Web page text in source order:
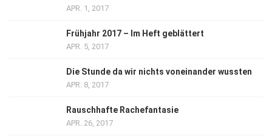
APR. 1, 2017
Frühjahr 2017 – Im Heft geblättert
APR. 5, 2017
Die Stunde da wir nichts voneinander wussten
APR. 8, 2017
Rauschhafte Rachefantasie
APR. 26, 2017